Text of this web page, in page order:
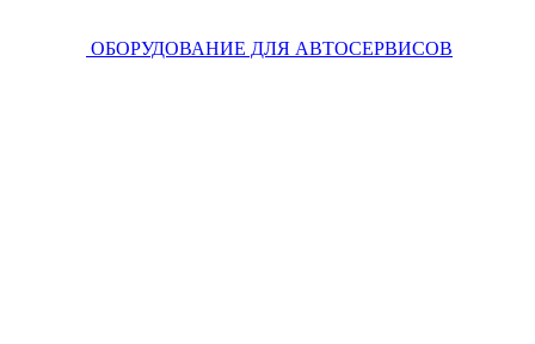
ОБОРУДОВАНИЕ ДЛЯ АВТОСЕРВИСОВ